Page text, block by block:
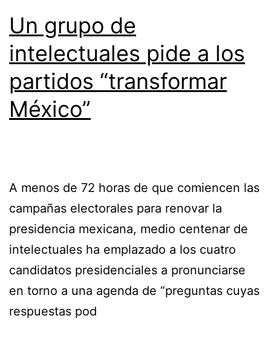
Un grupo de
intelectuales pide a los
partidos “transformar
México”
A menos de 72 horas de que comiencen las
campañas electorales para renovar la
presidencia mexicana, medio centenar de
intelectuales ha emplazado a los cuatro
candidatos presidenciales a pronunciarse
en torno a una agenda de “preguntas cuyas
respuestas pod